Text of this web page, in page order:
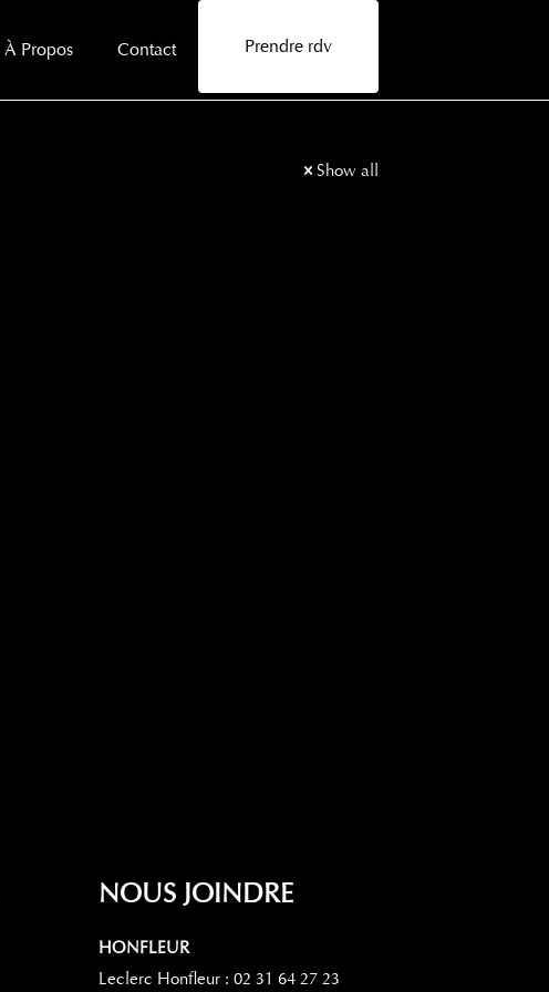
À Propos Contact Prendre rdv
Show all
NOUS JOINDRE
HONFLEUR
Leclerc Honfleur : 02 31 64 27 23